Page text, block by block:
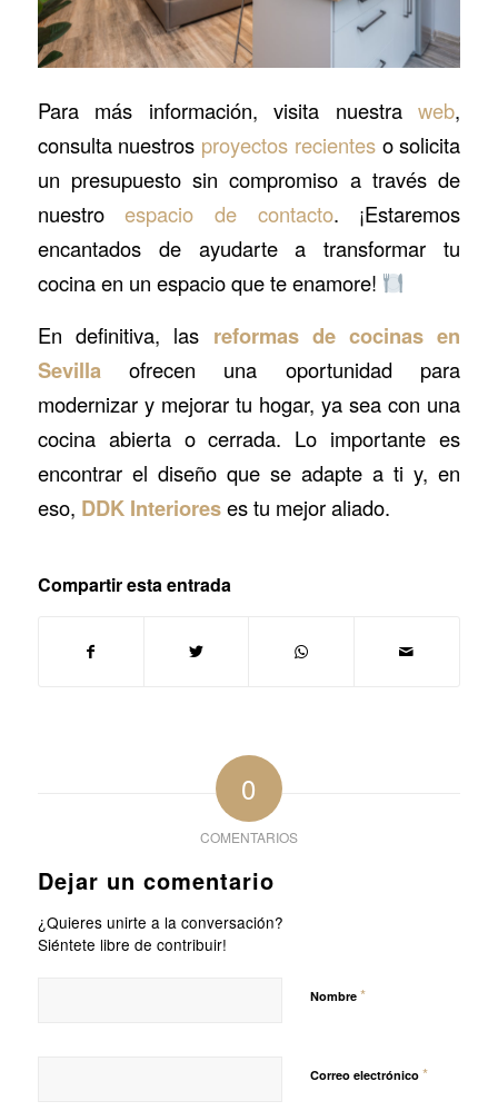
Para más información, visita nuestraweb,
consulta nuestros proyectos recienteso solicita
un presupuesto sin compromiso a través de
nuestroespacio de contacto. ¡Estaremos
encantados de ayudarte a transformar tu
cocina en un espacio que te enamore!
En definitiva, las reformas de cocinas en
Sevilla ofrecen una oportunidad para
modernizar y mejorar tu hogar, ya sea con una
cocina abierta o cerrada. Lo importante es
encontrar el diseño que se adapte a ti y, en
eso, DDK Interioreses tu mejor aliado.
Compartir esta entrada
0
COMENTARIOS
Dejar un comentario
¿Quieres unirte a la conversación?
Siéntete libre de contribuir!
Nombre *
Correo electrónico *